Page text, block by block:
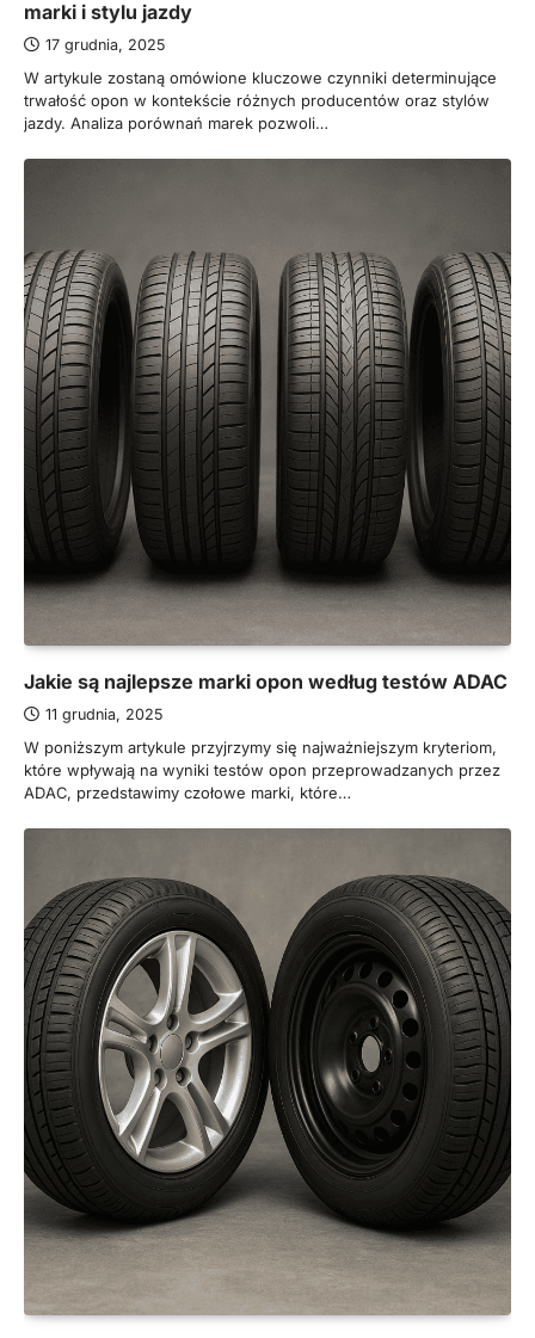
marki i stylu jazdy
17 grudnia, 2025
W artykule zostaną omówione kluczowe czynniki determinujące
trwałość opon w kontekście różnych producentów oraz stylów
jazdy. Analiza porównań marek pozwoli…
Jakie są najlepsze marki opon według testów ADAC
11 grudnia, 2025
W poniższym artykule przyjrzymy się najważniejszym kryteriom,
które wpływają na wyniki testów opon przeprowadzanych przez
ADAC, przedstawimy czołowe marki, które…